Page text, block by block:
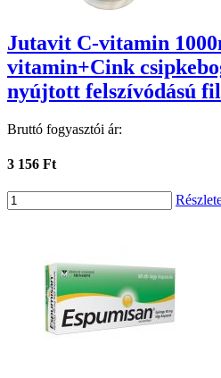
Jutavit C-vitamin
vitamin+Cink
nyújtott felszívódású
Bruttó fogyasztói ár:
3 156 Ft